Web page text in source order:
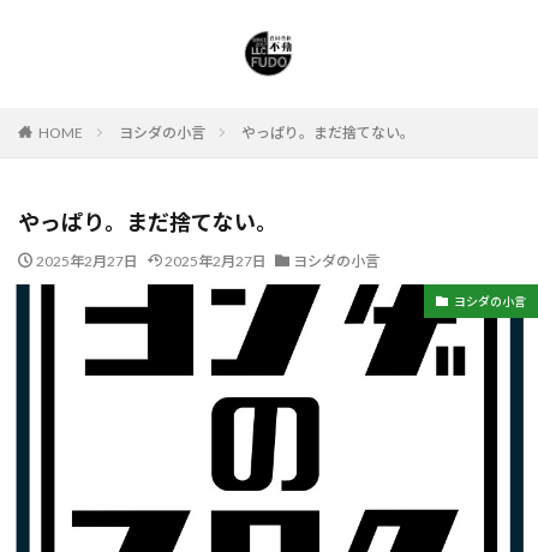
HOME ヨシダの小言 やっぱり。まだ捨てない。
やっぱり。まだ捨てない。
2025年2月27日 2025年2月27日 ヨシダの小言
ヨシダの小言